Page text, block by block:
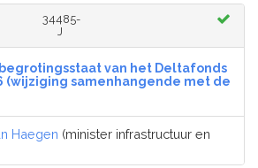
34485-
J
van het Deltafonds
(wijziging samenhangende met de
Haegen (minister infrastructuur en